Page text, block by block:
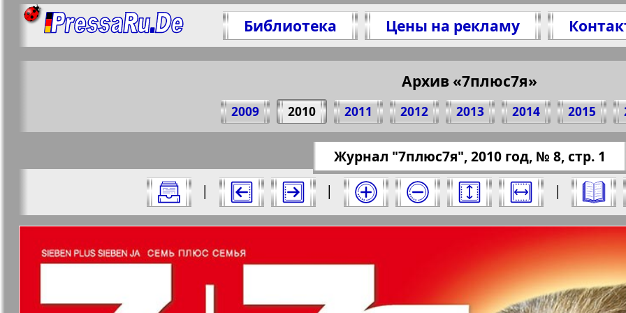
Библиотека Цены на рекламу
Архив «7плюс7я»
2009 2010 2011 2012 2013 2014 2015
Все номера "7плюс7я" за 2010 год. Выберите номер и нажмите на него:
Журнал "7плюс7я", 2010 год, № 8, стр. 1
|
| |
Страницы журнала "7плюс7я". Номер: 8, 2010 год. Выберите
2 3 4
Поделитесь 1 стр. журнала "7plus7ja", № 8,
(Нажмите, чтобы скопировать ссылку)
https://pressaru.eu/?pub=7-plus-
Актуальные газеты и журналы
Апельсин
Баден-
Берлинский
Все pro